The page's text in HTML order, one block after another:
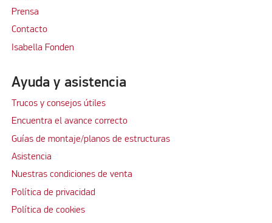
Prensa
Contacto
Isabella Fonden
Ayuda y asistencia
Trucos y consejos útiles
Encuentra el avance correcto
Guías de montaje/planos de estructuras
Asistencia
Nuestras condiciones de venta
Política de privacidad
Política de cookies